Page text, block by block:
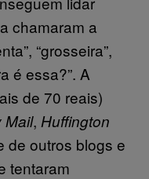
chamaram a
“grosseira”,
é essa?”. A
de 70 reais)
Mail, Huffington
de outros blogs e
tentaram